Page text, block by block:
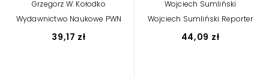
Grzegorz W. Kołodko
Wydawnictwo Naukowe PWN
39,17 zł
Wojciech Sumliński
Wojciech Sumliński Reporter
44,09 zł